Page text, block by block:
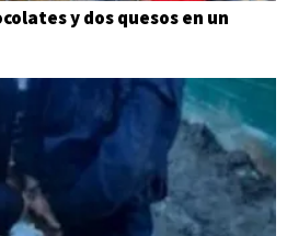
y dos quesos en un